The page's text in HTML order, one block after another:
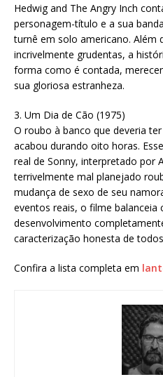
Hedwig and The Angry Inch
personagem-título e a sua
turnê em solo americano. Além
incrivelmente grudentas, a
forma como é contada,
sua gloriosa estranheza.
3. Um Dia de Cão (1975)
O roubo à banco que deveria
acabou durando oito horas.
real de Sonny, interpretado por
terrivelmente mal planejado
mudança de sexo de seu
eventos reais, o filme balanceia
desenvolvimento
caracterização honesta de
Confira a lista completa em